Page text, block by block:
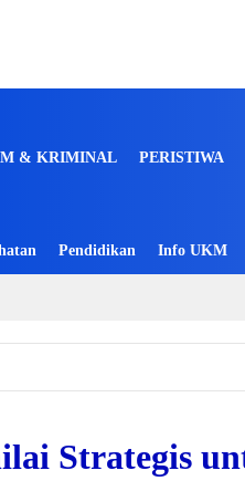
& KRIMINAL PERISTIWA
Pendidikan Info UKM
Strategis